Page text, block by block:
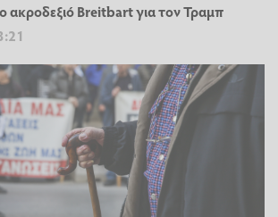
ακροδεξιό Breitbart για τον Τραμπ